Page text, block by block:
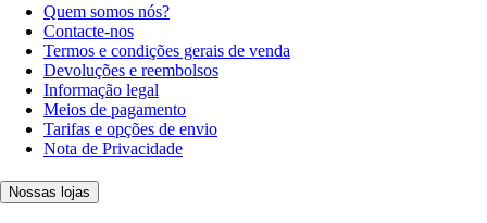
Quem somos nós?
Contacte-nos
Termos e condições gerais de venda
Devoluções e reembolsos
Informação legal
Meios de pagamento
Tarifas e opções de envio
Nota de Privacidade
Nossas lojas